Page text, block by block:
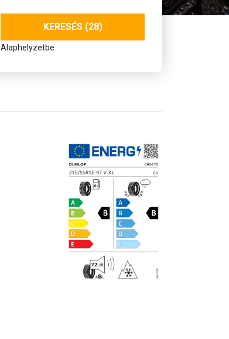
KERESÉS (28)
Alaphelyzetbe